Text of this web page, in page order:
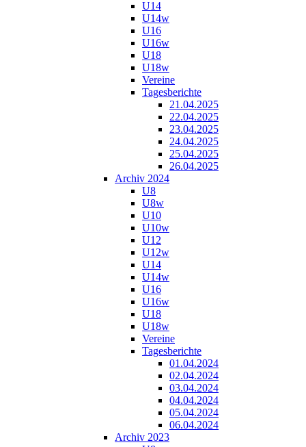
U14
U14w
U16
U16w
U18
U18w
Vereine
Tagesberichte
21.04.2025
22.04.2025
23.04.2025
24.04.2025
25.04.2025
26.04.2025
Archiv 2024
U8
U8w
U10
U10w
U12
U12w
U14
U14w
U16
U16w
U18
U18w
Vereine
Tagesberichte
01.04.2024
02.04.2024
03.04.2024
04.04.2024
05.04.2024
06.04.2024
Archiv 2023